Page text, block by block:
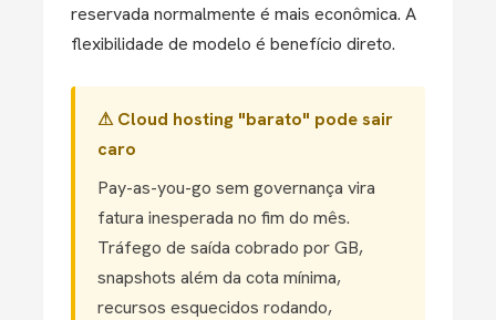
reservada normalmente é mais econômica. A
flexibilidade de modelo é benefício direto.
⚠ Cloud hosting "barato" pode sair
caro
Pay-as-you-go sem governança vira
fatura inesperada no fim do mês.
Tráfego de saída cobrado por GB,
snapshots além da cota mínima,
recursos esquecidos rodando,